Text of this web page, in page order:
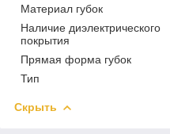
Материал губок
Наличие диэлектрического
покрытия
Прямая форма губок
Тип
Скрыть